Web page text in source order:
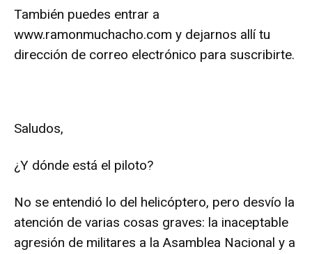
También puedes entrar a
www.ramonmuchacho.com y dejarnos allí tu
dirección de correo electrónico para suscribirte.
Saludos,
¿Y dónde está el piloto?
No se entendió lo del helicóptero, pero desvío la
atención de varias cosas graves: la inaceptable
agresión de militares a la Asamblea Nacional y a